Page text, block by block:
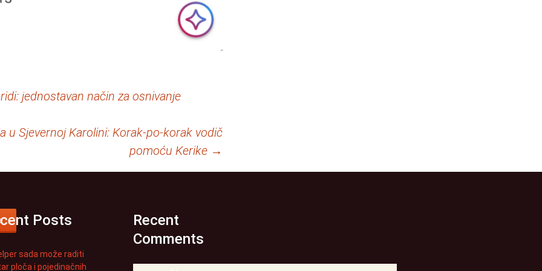
jednostavan način za osnivanje
u Sjevernoj Karolini: Korak-po-korak vodič
pomoću Kerike →
Posts
sada može raditi
ploča i pojedinačnih
Recent
Comments